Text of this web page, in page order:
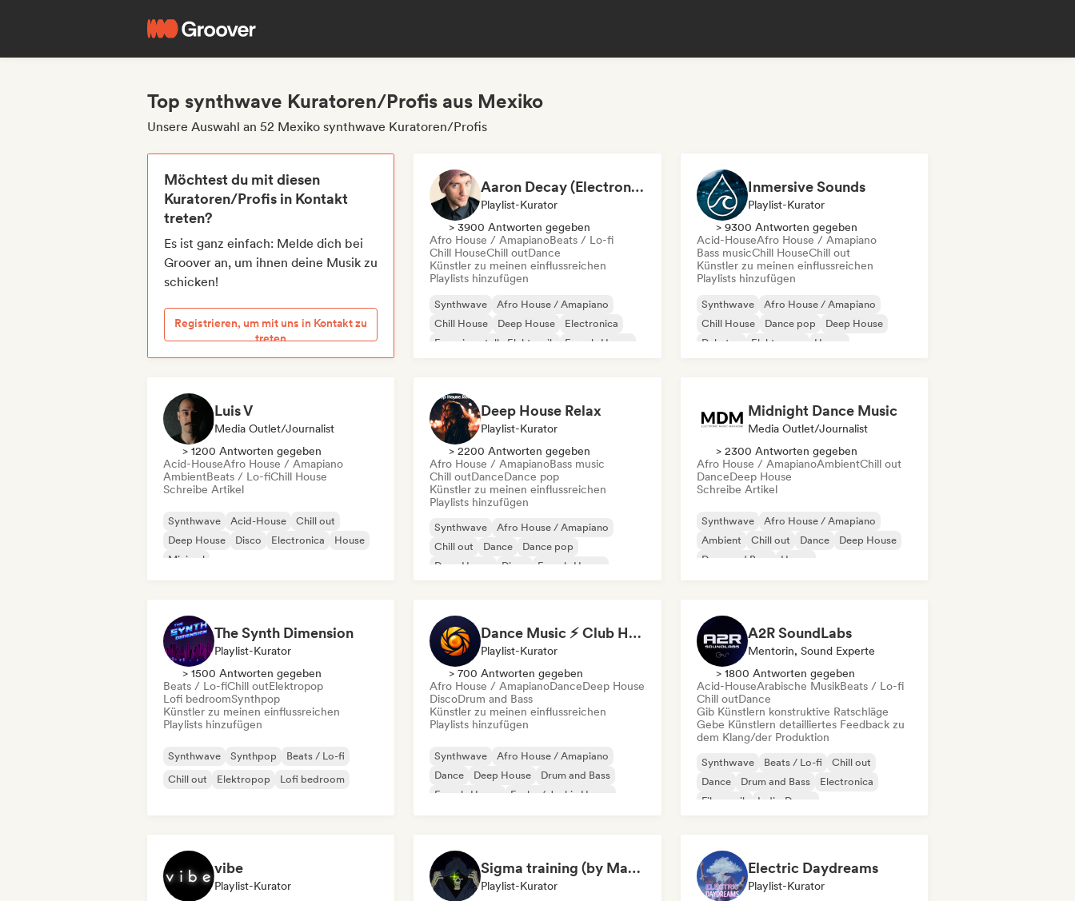
Top synthwave Kuratoren/Profis aus Mexiko
Unsere Auswahl an 52 Mexiko synthwave Kuratoren/Profis
Möchtest du mit diesen
Kuratoren/Profis in Kontakt
treten?
Es ist ganz einfach: Melde dich bei
Groover an, um ihnen deine Musik zu
schicken!
Registrieren, um mit uns in Kontakt zu
treten
Aaron Decay (Electronic Dream & Chill Electronic Dream playlists)
Playlist-Kurator
> 3900 Antworten gegeben
Afro House / AmapianoBeats / Lo-fi
Chill HouseChill outDance
Künstler zu meinen einflussreichen
Playlists hinzufügen
Synthwave
Afro House / Amapiano
Chill House
Deep House
Electronica
Experimentelle Elektronik
French-House
Inmersive Sounds
Playlist-Kurator
> 9300 Antworten gegeben
Acid-HouseAfro House / Amapiano
Bass musicChill HouseChill out
Künstler zu meinen einflussreichen
Playlists hinzufügen
Synthwave
Afro House / Amapiano
Chill House
Dance pop
Deep House
Dubstep
Elektropop House
Luis V
Media Outlet/Journalist
> 1200 Antworten gegeben
Acid-HouseAfro House / Amapiano
AmbientBeats / Lo-fiChill House
Schreibe Artikel
Synthwave Acid-House
Chill out
Deep House
Disco Electronica
House
Minimal
Deep House Relax
Playlist-Kurator
> 2200 Antworten gegeben
Afro House / AmapianoBass music
Chill outDanceDance pop
Künstler zu meinen einflussreichen
Playlists hinzufügen
Synthwave
Afro House / Amapiano
Chill out
Dance
Dance pop
Deep House
Disco French-House
Midnight Dance Music
Media Outlet/Journalist
> 2300 Antworten gegeben
Afro House / AmapianoAmbientChill out
DanceDeep House
Schreibe Artikel
Synthwave
Afro House / Amapiano
Ambient
Chill out Dance
Deep House
Drum and Bass
House
The Synth Dimension
Playlist-Kurator
> 1500 Antworten gegeben
Beats / Lo-fiChill outElektropop
Lofi bedroomSynthpop
Künstler zu meinen einflussreichen
Playlists hinzufügen
Synthwave Synthpop
Beats / Lo-fi
Chill out
Elektropop Lofi bedroom
Dance Music ⚡ Club Hits (by Amber Sounds)
Playlist-Kurator
> 700 Antworten gegeben
Afro House / AmapianoDanceDeep House
DiscoDrum and Bass
Künstler zu meinen einflussreichen
Playlists hinzufügen
Synthwave
Afro House / Amapiano
Dance
Deep House
Drum and Bass
French-House
Funky / Jackin House
A2R SoundLabs
Mentorin, Sound Experte
> 1800 Antworten gegeben
Acid-HouseArabische MusikBeats / Lo-fi
Chill outDance
Gib Künstlern konstruktive Ratschläge
Gebe Künstlern detailliertes Feedback zu
dem Klang/der Produktion
Synthwave Beats / Lo-fi
Chill out
Dance
Drum and Bass
Electronica
Filmmusik
Indie-Dance
vibe
Playlist-Kurator
Sigma training (by Mastery Gallery)
Playlist-Kurator
Electric Daydreams
Playlist-Kurator